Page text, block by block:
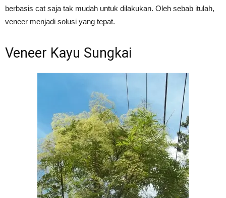
berbasis cat saja tak mudah untuk dilakukan. Oleh sebab itulah,
veneer menjadi solusi yang tepat.
Veneer Kayu Sungkai